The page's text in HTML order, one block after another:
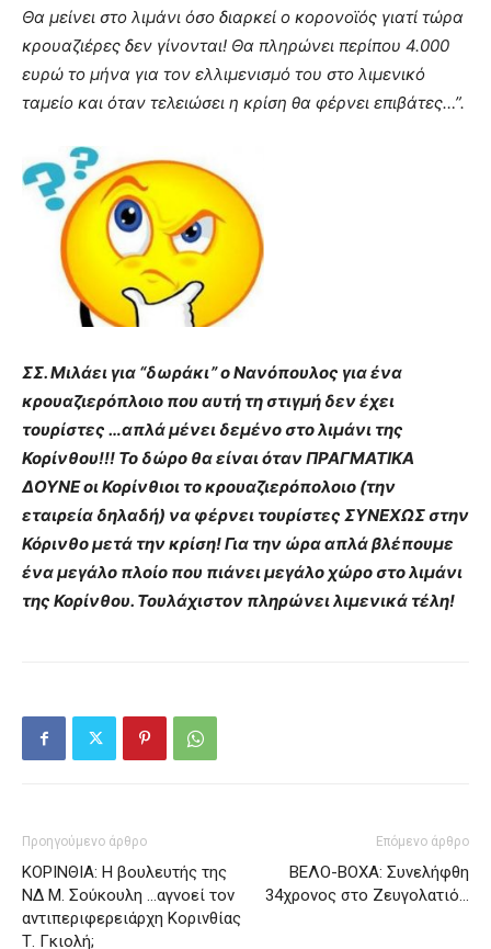
Θα μείνει στο λιμάνι όσο διαρκεί ο κορονοϊός γιατί τώρα
κρουαζιέρες δεν γίνονται! Θα πληρώνει περίπου 4.000
ευρώ το μήνα για τον ελλιμενισμό του στο λιμενικό
ταμείο και όταν τελειώσει η κρίση θα φέρνει επιβάτες…”.
ΣΣ. Μιλάει για “δωράκι” ο Νανόπουλος για ένα
κρουαζιερόπλοιο που αυτή τη στιγμή δεν έχει
τουρίστες …απλά μένει δεμένο στο λιμάνι της
Κορίνθου!!! Το δώρο θα είναι όταν ΠΡΑΓΜΑΤΙΚΑ
ΔΟΥΝΕ οι Κορίνθιοι το κρουαζιερόπολοιο (την
εταιρεία δηλαδή) να φέρνει τουρίστες ΣΥΝΕΧΩΣ στην
Κόρινθο μετά την κρίση! Για την ώρα απλά βλέπουμε
ένα μεγάλο πλοίο που πιάνει μεγάλο χώρο στο λιμάνι
της Κορίνθου. Τουλάχιστον πληρώνει λιμενικά τέλη!
Προηγούμενο άρθρο
ΚΟΡΙΝΘΙΑ: Η βουλευτής της
ΝΔ Μ. Σούκουλη …αγνοεί τον
αντιπεριφερειάρχη Κορινθίας
Τ. Γκιολή;
Επόμενο άρθρο
ΒΕΛΟ-ΒΟΧΑ: Συνελήφθη
34χρονος στο Ζευγολατιό…